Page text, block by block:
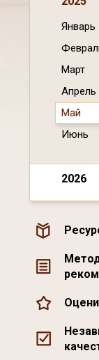
Январь
Март
Апрель
Май
Июнь
2026